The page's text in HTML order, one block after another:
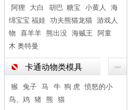
阿狸 大白 胡巴 糖宝 小黄人
海
绵宝宝 福娃 功夫熊猫龙猫 游戏人
物
喜羊羊 熊出没 海贼王
阿童
木 奥特曼
卡通动物类模具
猴 兔子 马 牛 狗 虎 愤怒的小
鸟、鸡 猪 熊 猫